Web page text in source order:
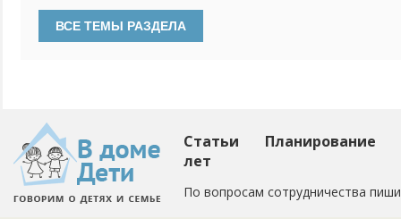
Статьи
Планирование
лет
По вопросам сотрудничества